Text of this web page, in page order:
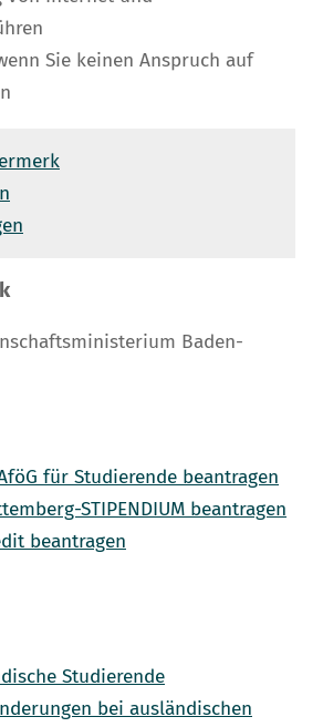
Sie keinen Anspruch auf
Baden-
für Studierende beantragen
STIPENDIUM beantragen
beantragen
Studierende
bei ausländischen